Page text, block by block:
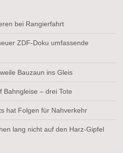
bei Rangierfahrt
ZDF-Doku umfassende
Bauzaun ins Gleis
Bahngleise – drei Tote
hat Folgen für Nahverkehr
lang nicht auf den Harz-Gipfel